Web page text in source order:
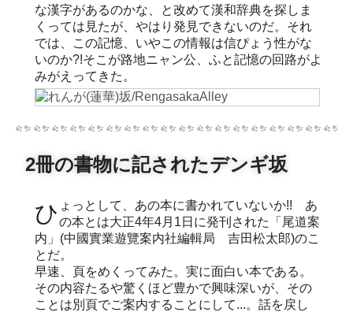
な漢字があるのかな、と改めて漢和辞典を探しま
くっては見たが、やはり発見できないのだ。それ
では、この記憶、いやこの情報は信ぴょう性がな
いのか?!そこが路地ニャン公、ふと記憶の回路がよ
みがえってきた。
2冊の書物に記されたデンギ坂
ひょっとして、あの本に書かれていないか!! あの本とは大正4年4月1日に発刊された「尾道案
内」(中國實業遊覽案内社編輯局 吉田松太郎)のこ
とだ。
早速、頁をめくってみた。実に面白い本である。
その内容たるや驚くほど豊かで興味深いが、その
ことは別頁でご案内することにして...。話を戻し